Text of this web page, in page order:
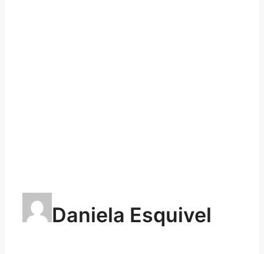
Daniela Esquivel